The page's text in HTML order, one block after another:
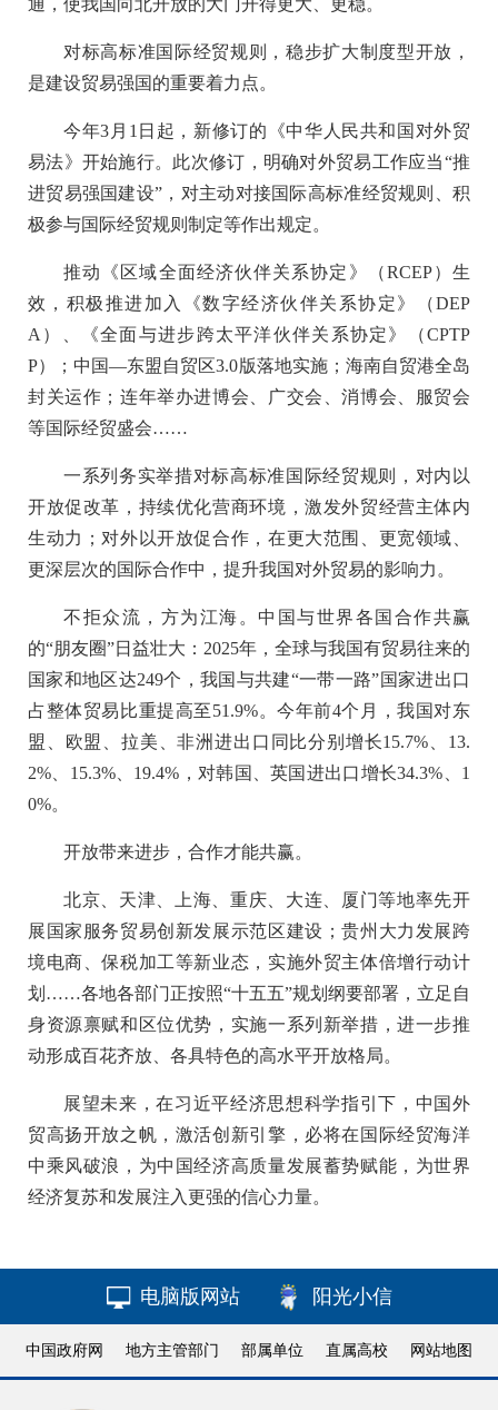
对标高标准国际经贸规则，稳步扩大制度型开放，
是建设贸易强国的重要着力点。
今年3月1日起，新修订的《中华人民共和国对外贸
易法》开始施行。此次修订，明确对外贸易工作应当“推
进贸易强国建设”，对主动对接国际高标准经贸规则、积
极参与国际经贸规则制定等作出规定。
推动《区域全面经济伙伴关系协定》（RCEP）生
效，积极推进加入《数字经济伙伴关系协定》（DEP
A）、《全面与进步跨太平洋伙伴关系协定》（CPTP
P）；中国—东盟自贸区3.0版落地实施；海南自贸港全岛
封关运作；连年举办进博会、广交会、消博会、服贸会
等国际经贸盛会……
一系列务实举措对标高标准国际经贸规则，对内以
开放促改革，持续优化营商环境，激发外贸经营主体内
生动力；对外以开放促合作，在更大范围、更宽领域、
更深层次的国际合作中，提升我国对外贸易的影响力。
不拒众流，方为江海。中国与世界各国合作共赢
的“朋友圈”日益壮大：2025年，全球与我国有贸易往来的
国家和地区达249个，我国与共建“一带一路”国家进出口
占整体贸易比重提高至51.9%。今年前4个月，我国对东
盟、欧盟、拉美、非洲进出口同比分别增长15.7%、13.
2%、15.3%、19.4%，对韩国、英国进出口增长34.3%、1
0%。
开放带来进步，合作才能共赢。
北京、天津、上海、重庆、大连、厦门等地率先开
展国家服务贸易创新发展示范区建设；贵州大力发展跨
境电商、保税加工等新业态，实施外贸主体倍增行动计
划……各地各部门正按照“十五五”规划纲要部署，立足自
身资源禀赋和区位优势，实施一系列新举措，进一步推
动形成百花齐放、各具特色的高水平开放格局。
展望未来，在习近平经济思想科学指引下，中国外
贸高扬开放之帆，激活创新引擎，必将在国际经贸海洋
中乘风破浪，为中国经济高质量发展蓄势赋能，为世界
经济复苏和发展注入更强的信心力量。
电脑版网站 阳光小信
中国政府网 地方主管部门 部属单位 直属高校 网站地图